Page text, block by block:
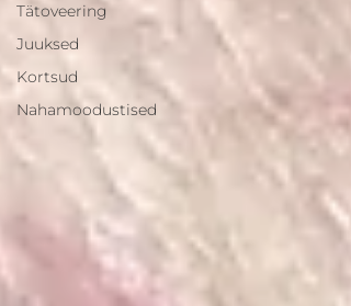
Tätoveering
Juuksed
Kortsud
Nahamoodustised